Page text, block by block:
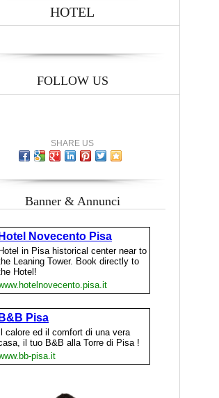
HOTEL
FOLLOW US
SHARE US
Banner & Annunci